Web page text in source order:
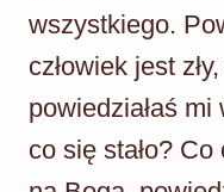
wszystkiego.
człowiek jest
powiedziałaś
co się stało?